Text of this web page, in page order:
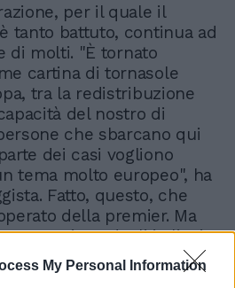
My Personal Information
per il quale il
tanto battuto, continua ad
di molti. "È tornato
cartina di tornasole
tra la redistribuzione
del nostro di
che sbarcano qui
dei casi vogliono
tema molto europeo", ha
Fatto, questo, che
della premier. Ma
degli italiani?
è stata diretta: "Sempre
familiare e la stabilità